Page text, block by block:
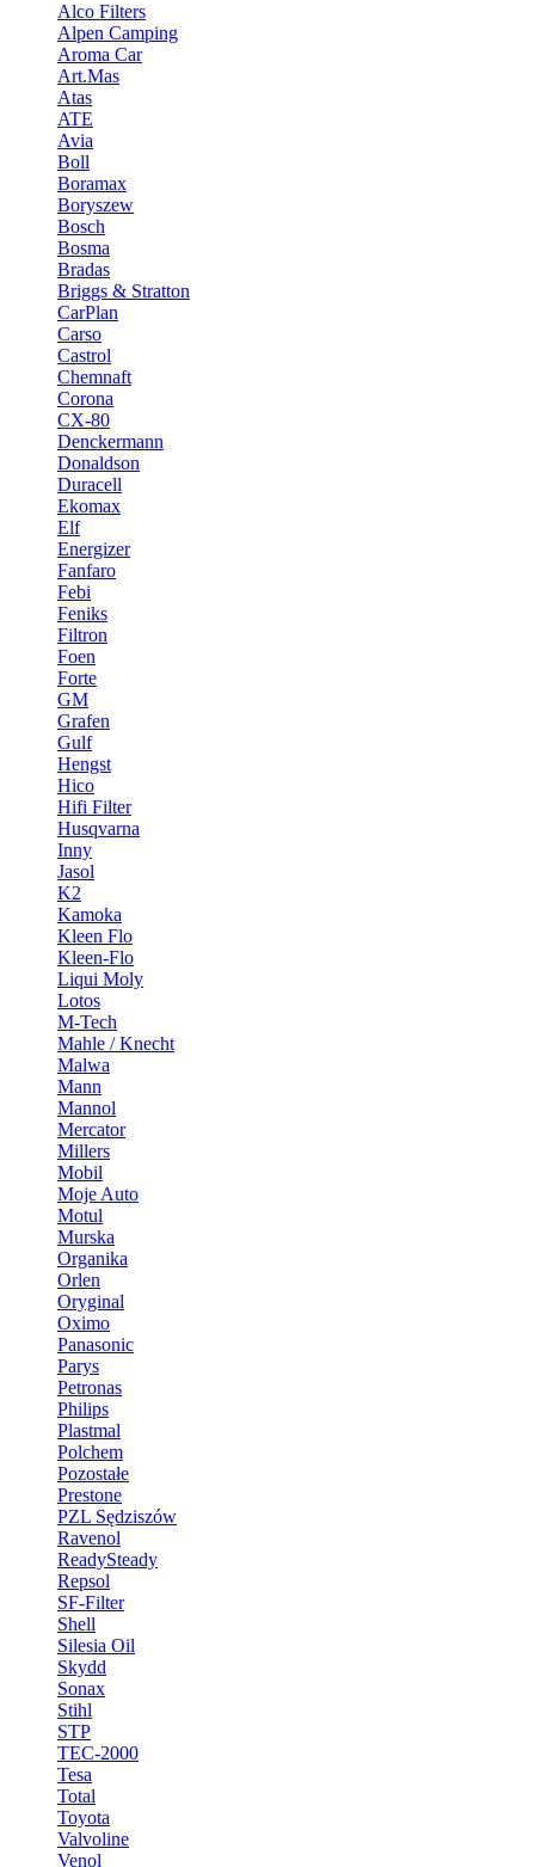
Alco Filters
Alpen Camping
Aroma Car
Art.Mas
Atas
ATE
Avia
Boll
Boramax
Boryszew
Bosch
Bosma
Bradas
Briggs & Stratton
CarPlan
Carso
Castrol
Chemnaft
Corona
CX-80
Denckermann
Donaldson
Duracell
Ekomax
Elf
Energizer
Fanfaro
Febi
Feniks
Filtron
Foen
Forte
GM
Grafen
Gulf
Hengst
Hico
Hifi Filter
Husqvarna
Inny
Jasol
K2
Kamoka
Kleen Flo
Kleen-Flo
Liqui Moly
Lotos
M-Tech
Mahle / Knecht
Malwa
Mann
Mannol
Mercator
Millers
Mobil
Moje Auto
Motul
Murska
Organika
Orlen
Oryginal
Oximo
Panasonic
Parys
Petronas
Philips
Plastmal
Polchem
Pozostałe
Prestone
PZL Sędziszów
Ravenol
ReadySteady
Repsol
SF-Filter
Shell
Silesia Oil
Skydd
Sonax
Stihl
STP
TEC-2000
Tesa
Total
Toyota
Valvoline
Venol